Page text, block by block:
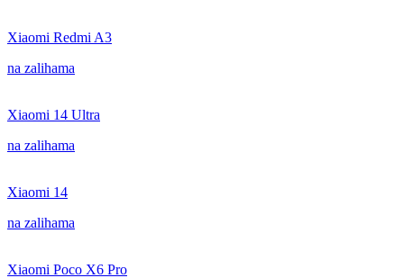
Xiaomi Redmi A3
na zalihama
Xiaomi 14 Ultra
na zalihama
Xiaomi 14
na zalihama
Xiaomi Poco X6 Pro